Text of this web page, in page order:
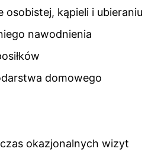
osobistej, kąpieli i ubieraniu
nawodnienia
domowego
okazjonalnych wizyt